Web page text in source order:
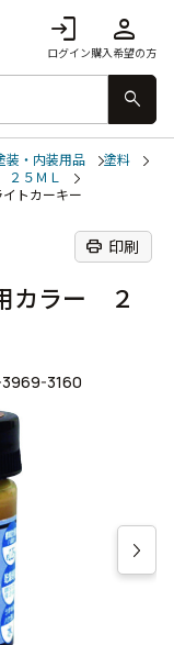
login
ログイン
person
購入希望の方
search
装・内装用品
塗料
５ＭＬ
トカーキー
print 印刷
カラー ２
3160